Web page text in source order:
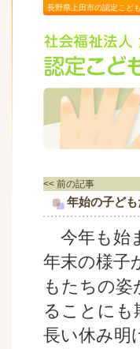
長野県上田市の認定こど
<< 前の記事
年始の子ど
今年も始
年末の様子
もたちの
ることにも
長い休み明